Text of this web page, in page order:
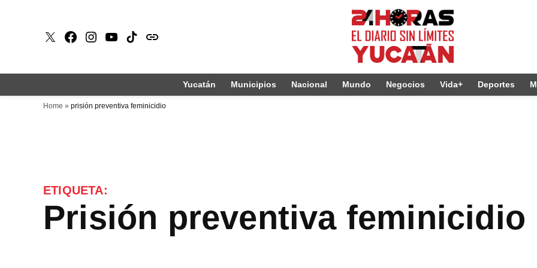
X Faceboook
Instagram
Youtube
Tiktokissuu
Yucatán Municipios Nacional Mundo Negocios Vida+ Deportes
Home » prisión preventiva feminicidio
ETIQUETA:
prisión preventiva feminicidio